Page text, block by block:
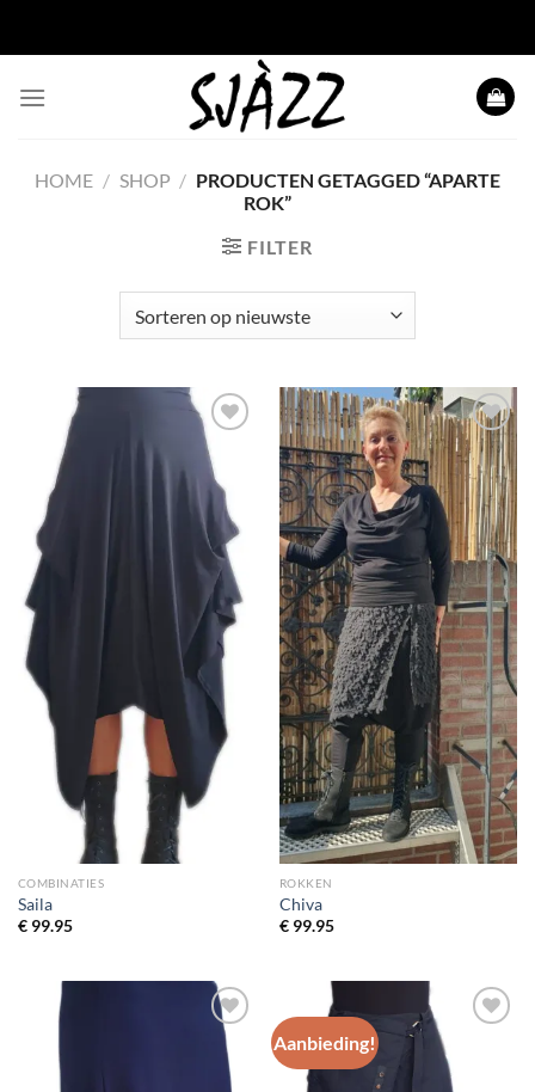
HOME / SHOP / PRODUCTEN GETAGGED “APARTE
ROK”
FILTER
Toevoegen
aan
wenslijst
COMBINATIES
Saila
€99.95
Toevoegen
aan
wenslijst
ROKKEN
Chiva
€99.95
Toevoegen
wenslijst
Aanbieding!
Toevoegen
wenslijst